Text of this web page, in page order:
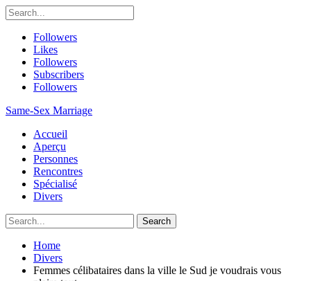
Followers
Likes
Followers
Subscribers
Followers
Same-Sex Marriage
Accueil
Aperçu
Personnes
Rencontres
Spécialisé
Divers
Home
Divers
Femmes célibataires dans la ville le Sud je voudrais vous